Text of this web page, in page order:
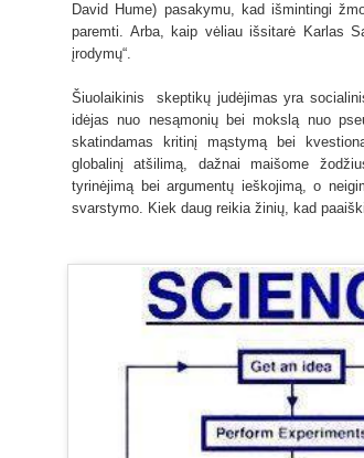
David Hume) pasakymu, kad išmintingi
paremti. Arba, kaip vėliau išsitarė Karlas
įrodymų“.
Šiuolaikinis skeptikų judėjimas yra
idėjas nuo nesąmonių bei mokslą nuo
skatindamas kritinį mąstymą bei
globalinį atšilimą, dažnai maišome
tyrinėjimą bei argumentų ieškojimą, o
svarstymo. Kiek daug reikia žinių, kad